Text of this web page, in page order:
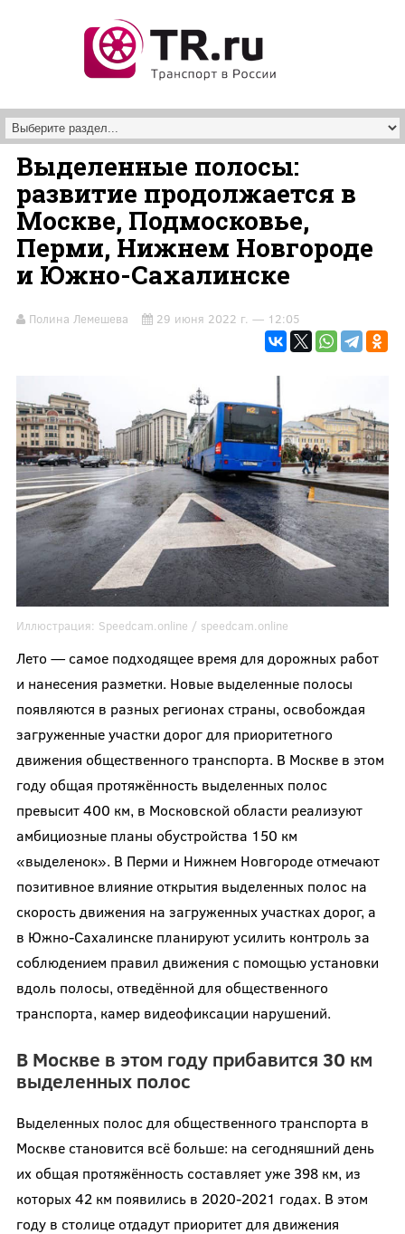
Выделенные полосы:
развитие продолжается в
Москве, Подмосковье,
Перми, Нижнем Новгороде
и Южно-Сахалинске
Полина Лемешева 29 июня 2022 г. — 12:05
Иллюстрация: Speedcam.online / speedcam.online
Лето — самое подходящее время для дорожных работ
и нанесения разметки. Новые выделенные полосы
появляются в разных регионах страны, освобождая
загруженные участки дорог для приоритетного
движения общественного транспорта. В Москве в этом
году общая протяжённость выделенных полос
превысит 400 км, в Московской области реализуют
амбициозные планы обустройства 150 км
«выделенок». В Перми и Нижнем Новгороде отмечают
позитивное влияние открытия выделенных полос на
скорость движения на загруженных участках дорог, а
в Южно-Сахалинске планируют усилить контроль за
соблюдением правил движения с помощью установки
вдоль полосы, отведённой для общественного
транспорта, камер видеофиксации нарушений.
В Москве в этом году прибавится 30 км
выделенных полос
Выделенных полос для общественного транспорта в
Москве становится всё больше: на сегодняшний день
их общая протяжённость составляет уже 398 км, из
которых 42 км появились в 2020-2021 годах. В этом
году в столице отдадут приоритет для движения